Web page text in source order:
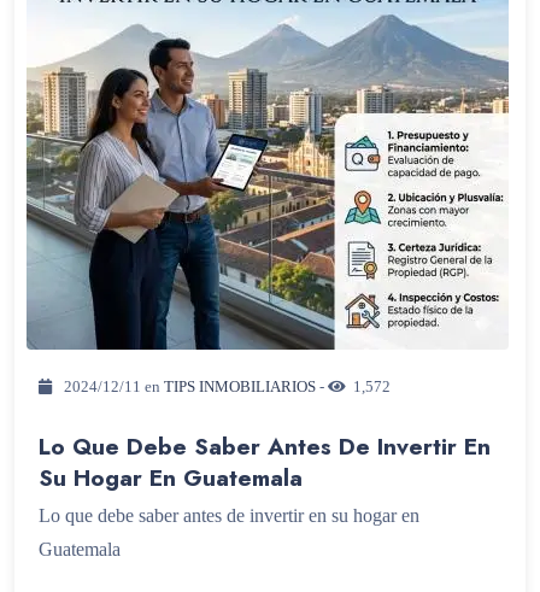
2024/12/11 en TIPS INMOBILIARIOS - 1,572
Lo Que Debe Saber Antes De Invertir En
Su Hogar En Guatemala
Lo que debe saber antes de invertir en su hogar en
Guatemala